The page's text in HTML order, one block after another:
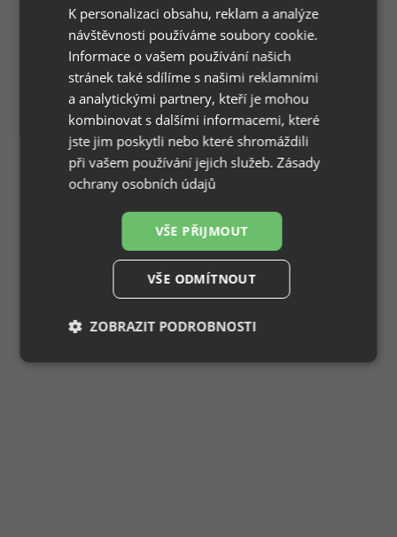
K personalizaci obsahu, reklam a analýze
návštěvnosti používáme soubory cookie.
Informace o vašem používání našich
stránek také sdílíme s našimi reklamními
a analytickými partnery, kteří je mohou
kombinovat s dalšími informacemi, které
jste jim poskytli nebo které shromáždili
při vašem používání jejich služeb.Zásady
ochrany osobních údajů
VŠE PŘIJMOUT
VŠE ODMÍTNOUT
ZOBRAZIT PODROBNOSTI
Nezbytně
Výkonové
Soubory